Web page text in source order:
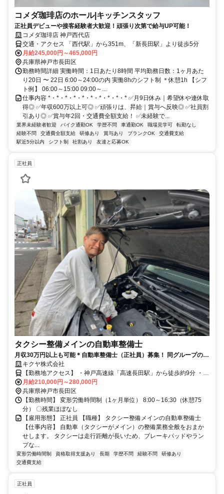
コメダ珈琲店のホール|キッチンスタッフ
正社員デビューや接客経験者大歓迎！頑張り次第で給与UP可能！
コメダ珈琲店 神戸西代店
交通・アクセス 「西代駅」から351m、「新長田駅」より徒歩5分
月給245,000円～465,000円
兵庫県神戸市長田区
勤務時間詳細 実働時間：1日あたり8時間 平均勤務日数：1ヶ月あた
り20日 〜 22日 6:00～24:00の内 実働8hのシフト制 ＊休憩1h 【シフ
ト例】 06:00～15:00 09:00～...
仕事内容 *・*・*・*・*・*・*・*・*・* ✅月9日休み｜希望休や連休取
得◎ ✅年収600万以上可◎ ✅頑張りは、昇給｜賞与へ反映◎ ✅社員割
引あり◎ ✅賞与年2回・交通費全額支給！ ✅未経験で...
業界未経験者歓迎 バイク通勤OK 学歴不問 車通勤OK 職場見学可
転勤なし
経験不問
交通費全額支給 研修あり 賞与あり ブランクOK
交通費支給
駅近5分以内
シフト制 社割あり 友達と応募OK
正社員
タクシー整備メインの自動車整備士
月収30万円以上も可能＊自動車整備士（正社員）募集！ 同グループのタ
クシー整備がメイン＊未経験・ブランクありOK＊
キクヤ株式会社
【勤務地アクセス】 ・神戸高速線「高速長田駅」から徒歩約9分 ・神
戸市営地下鉄西神・山手線「長田駅」から徒歩約10分 ・JR神戸線
「兵庫駅」から徒歩約12分 ・各線「新長田駅」から徒歩約14分 ・JR
神戸線「神戸駅」、各線「板宿駅」から車で約10分程度 〇車通勤
OK！（無料駐車場あり）
月給210,000円～280,000円
兵庫県神戸市長田区
【勤務時間】 変形労働時間制（1ヶ月単位） 8:00～16:30（休憩75
分） 〇残業ほぼなし
【雇用形態】 正社員 【職種】 タクシー整備メインの自動車整備士
【仕事内容】 自動車（タクシーがメイン）の整備業務全般をおまか
せします。 タクシーは走行距離が長いため、ブレーキパッドやラン
プな...
変形労働時間制 資格取得支援あり 長期 学歴不問 経験不問
研修あり
交通費支給
正社員